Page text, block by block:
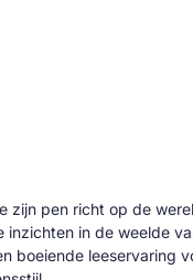
zijn pen richt op de
in de weelde
boeiende leeservaring